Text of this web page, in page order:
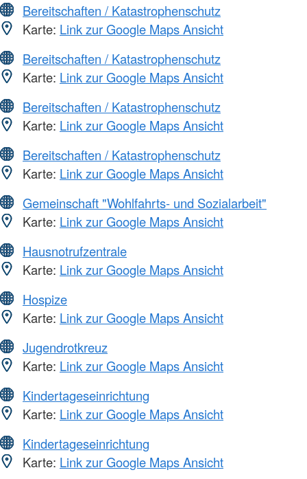
Bereitschaften / Katastrophenschutz
Karte: Link zur Google Maps Ansicht
Bereitschaften / Katastrophenschutz
Karte: Link zur Google Maps Ansicht
Bereitschaften / Katastrophenschutz
Karte: Link zur Google Maps Ansicht
Bereitschaften / Katastrophenschutz
Karte: Link zur Google Maps Ansicht
Gemeinschaft "Wohlfahrts- und Sozialarbeit"
Karte: Link zur Google Maps Ansicht
Hausnotrufzentrale
Karte: Link zur Google Maps Ansicht
Hospize
Karte: Link zur Google Maps Ansicht
Jugendrotkreuz
Karte: Link zur Google Maps Ansicht
Kindertageseinrichtung
Karte: Link zur Google Maps Ansicht
Kindertageseinrichtung
Karte: Link zur Google Maps Ansicht